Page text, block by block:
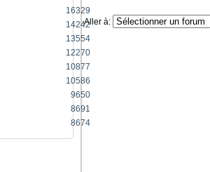
16329
14242
13554
12270
10877
10586
9650
8691
8674
Aller à: